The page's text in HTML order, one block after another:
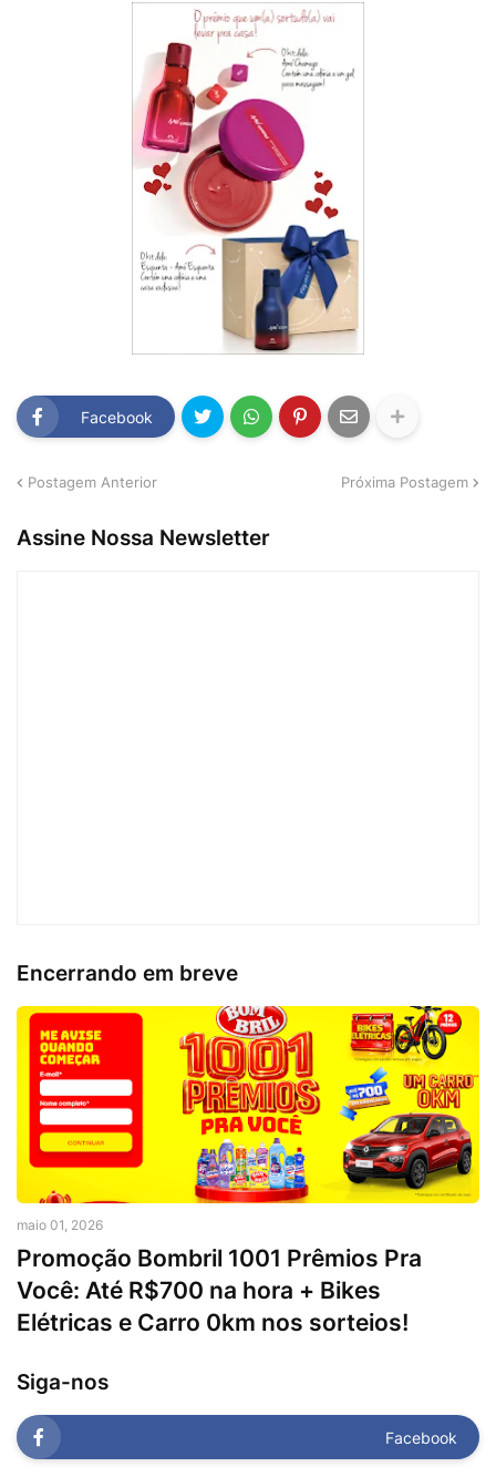
Facebook
Postagem Anterior Próxima Postagem
Assine Nossa Newsletter
Encerrando em breve
maio 01, 2026
Promoção Bombril 1001 Prêmios Pra
Você: Até R$700 na hora + Bikes
Elétricas e Carro 0km nos sorteios!
Siga-nos
Facebook